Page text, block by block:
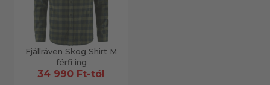
Fjällräven Skog Shirt M
férfi ing
34 990 Ft-tól